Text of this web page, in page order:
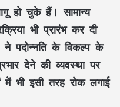
हो चुके हैं। सामान्य
भी प्रारंभ कर दी
पदोन्नति के विकल्प के
देने की व्यवस्था पर
भी इसी तरह रोक लगाई